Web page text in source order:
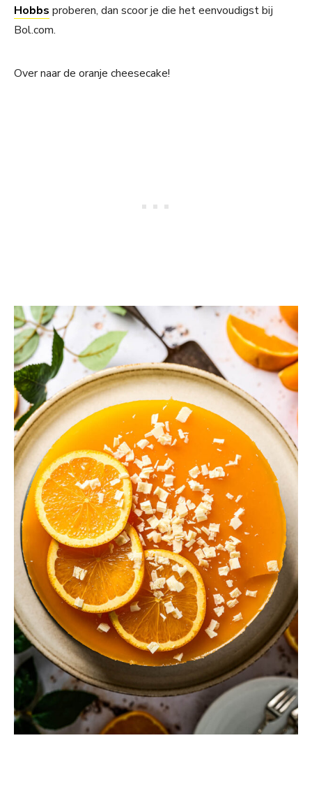
Hobbs proberen, dan scoor je die het eenvoudigst bij
Bol.com.
Over naar de oranje cheesecake!